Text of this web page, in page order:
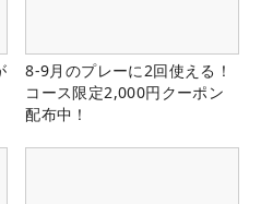
8-9月のプレーに2回使える！
コース限定2,000円クーポン
配布中！